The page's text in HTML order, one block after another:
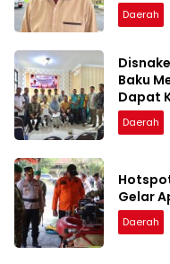
Daerah
Baku
Dapat
Daerah
Gelar
Daerah